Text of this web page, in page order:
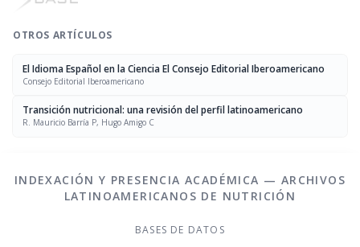
OTROS ARTÍCULOS
El Idioma Español en la Ciencia El Consejo Editorial Iberoamericano
Consejo Editorial Iberoamericano
Transición nutricional: una revisión del perfil latinoamericano
R. Mauricio Barría P, Hugo Amigo C
INDEXACIÓN Y PRESENCIA ACADÉMICA — ARCHIVOS
LATINOAMERICANOS DE NUTRICIÓN
BASES DE DATOS